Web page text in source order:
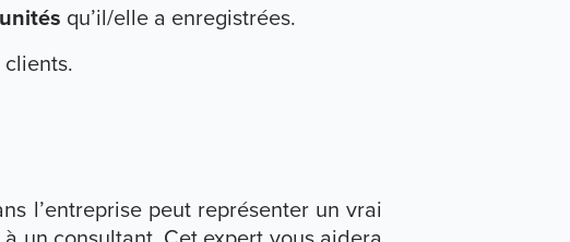
qu’il/elle a enregistrées.
l’entreprise peut représenter un vrai